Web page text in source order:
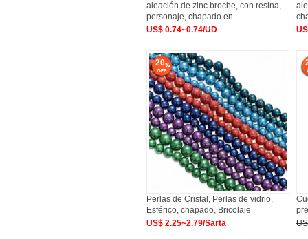
aleación de zinc broche, con resina,
personaje, chapado en
US$ 0.74~0.74/UD
20
Perlas de Cristal, Perlas de vidrio,
Esférico, chapado, Bricolaje
US$ 2.25~2.79/Sarta